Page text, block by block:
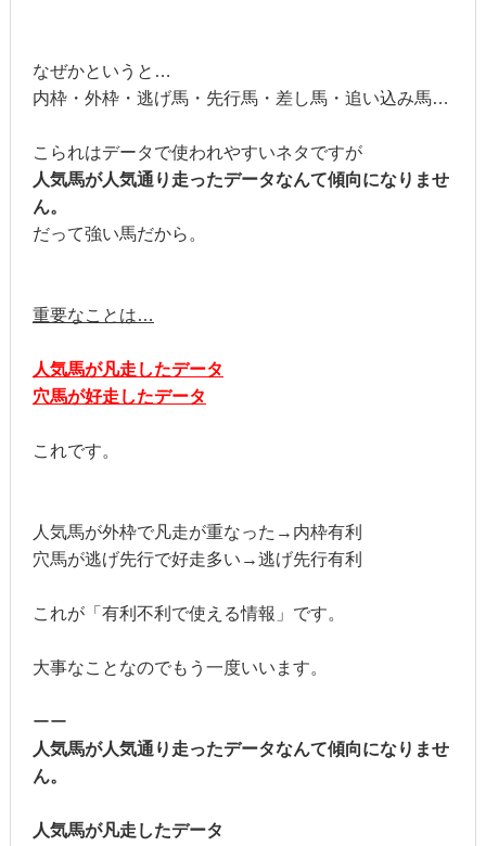
なぜかというと…
内枠・外枠・逃げ馬・先行馬・差し馬・追い込み馬…
こられはデータで使われやすいネタですが
人気馬が人気通り走ったデータなんて傾向になりませ
ん。
だって強い馬だから。
重要なことは…
人気馬が凡走したデータ
穴馬が好走したデータ
これです。
人気馬が外枠で凡走が重なった→内枠有利
穴馬が逃げ先行で好走多い→逃げ先行有利
これが「有利不利で使える情報」です。
大事なことなのでもう一度いいます。
ーー
人気馬が人気通り走ったデータなんて傾向になりませ
ん。
人気馬が凡走したデータ